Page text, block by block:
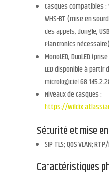
Casques compatibles :
WHS-BT (mise en
des appels, dongle,
Plantronics nécessaire)
MonoLED, DuoLED
LED disponible à partir
micrologiciel
Niveaux de casques :
https://
Sécurité et mise
SIP TLS; QoS VLAN;
Caractéristiques